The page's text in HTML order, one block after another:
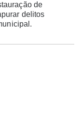
de
delitos